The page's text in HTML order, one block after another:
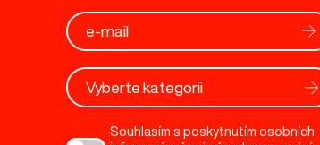
Vyberte kategorii
Souhlasím s poskytnutím osobních